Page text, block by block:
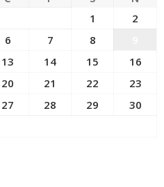
1
2
6 7 8
13 14 15
16
20 21 22
23
27 28 29
30